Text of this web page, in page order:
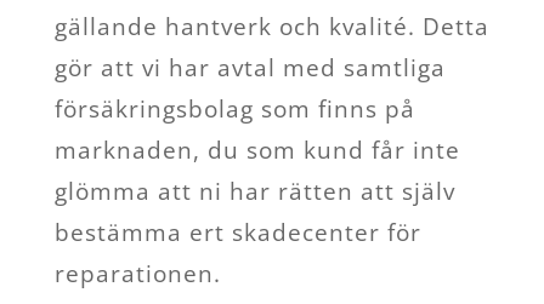
gällande hantverk och kvalité. Detta
gör att vi har avtal med samtliga
försäkringsbolag som finns på
marknaden, du som kund får inte
glömma att ni har rätten att själv
bestämma ert skadecenter för
reparationen.